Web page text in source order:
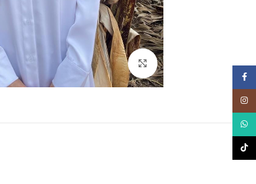
Click to enlarge
WhatsApp